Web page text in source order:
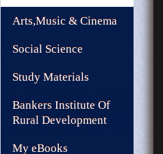
Arts,Music & Cinema
Social Science
Study Materials
Bankers Institute Of
Rural Development
My eBooks